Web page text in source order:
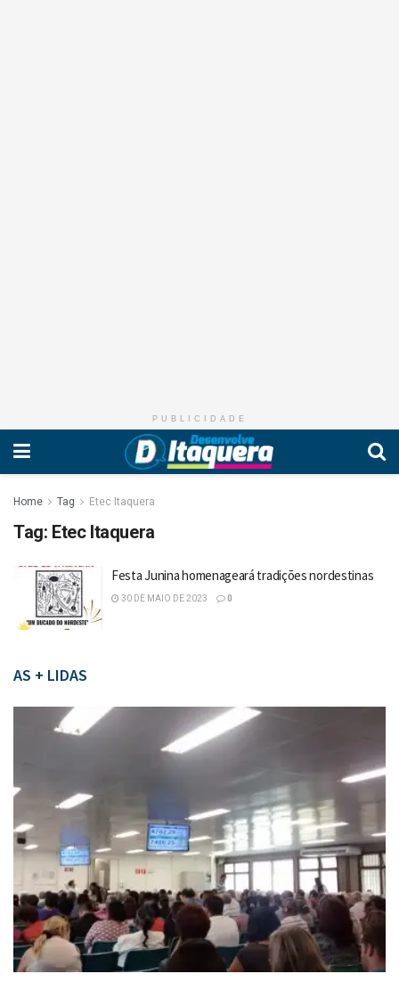
PUBLICIDADE
Home Tag Etec Itaquera
Tag: Etec Itaquera
Festa Junina homenageará tradições nordestinas
30 DE MAIO DE 2023 0
AS + LIDAS